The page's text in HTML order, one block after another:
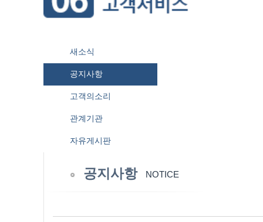
새소식
공지사항
고객의소리
관계기관
자유게시판
공지사항 NOTICE